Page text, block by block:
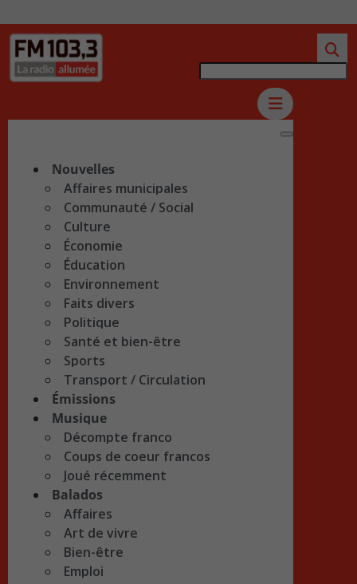
Nouvelles
Affaires municipales
Communauté / Social
Culture
Économie
Éducation
Environnement
Faits divers
Politique
Santé et bien-être
Sports
Transport / Circulation
Émissions
Musique
Décompte franco
Coups de coeur francos
Joué récemment
Balados
Affaires
Art de vivre
Bien-être
Emploi